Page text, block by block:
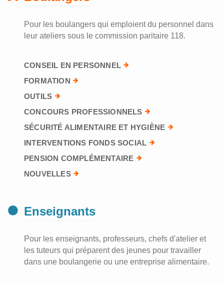
Pour les boulangers qui emploient du personnel dans
leur ateliers sous le commission paritaire 118.
CONSEIL EN PERSONNEL
FORMATION
OUTILS
CONCOURS PROFESSIONNELS
SÉCURITÉ ALIMENTAIRE ET HYGIÈNE
INTERVENTIONS FONDS SOCIAL
PENSION COMPLÉMENTAIRE
NOUVELLES
Enseignants
Pour les enseignants, professeurs, chefs d'atelier et
les tuteurs qui préparent des jeunes pour travailler
dans une boulangerie ou une entreprise alimentaire.